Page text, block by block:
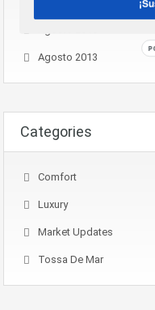
Agosto 2013
Categories
Comfort
Luxury
Market Updates
Tossa De Mar